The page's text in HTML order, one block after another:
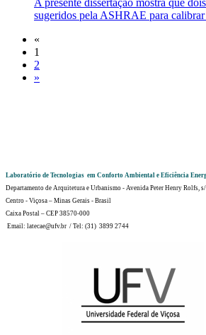
sugeridos pela ASHRAE para calibrar
«
1
2
»
Laboratório de Tecnologias em Conforto Ambiental e Eficiência
Departamento de Arquitetura e Urbanismo - Avenida Peter Henry Rolfs,
Centro - Viçosa – Minas Gerais - Brasil
Caixa Postal – CEP 38570-000
Email: latecae@ufv.br / Tel: (31) 3899 2744